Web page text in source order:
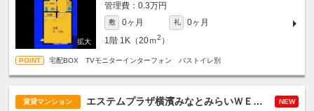
0.3万円
敷 0ヶ月 礼
0ヶ月
1階 1K（20ｍ2 ）
宅配BOX TVモニターインターフォン バストイレ別
賃貸マンション エステムプラザ横濱みなとみらいＷＥＳＴ NEW